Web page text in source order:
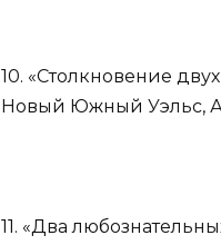
10. «Столкновение
Новый Южный Уэльс,
11. «Два